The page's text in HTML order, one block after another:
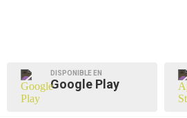
DISPONIBLE EN
Google Play